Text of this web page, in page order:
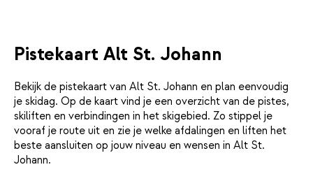
Pistekaart Alt St. Johann
Bekijk de pistekaart van Alt St. Johann en plan eenvoudig
je skidag. Op de kaart vind je een overzicht van de pistes,
skiliften en verbindingen in het skigebied. Zo stippel je
vooraf je route uit en zie je welke afdalingen en liften het
beste aansluiten op jouw niveau en wensen in Alt St.
Johann.